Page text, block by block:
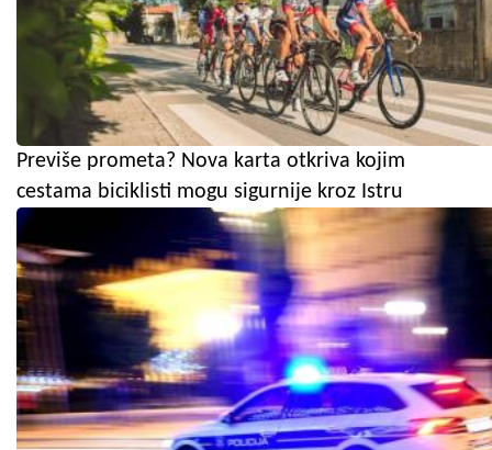
Previše prometa? Nova karta otkriva kojim
cestama biciklisti mogu sigurnije kroz Istru